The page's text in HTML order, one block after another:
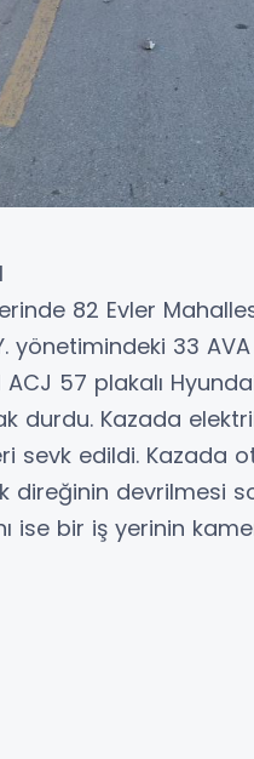
82 Evler
yönetimindeki 33
ACJ 57 plakalı
durdu. Kazada
sevk edildi. Kazada
direğinin devrilmesi
ise bir iş yerinin